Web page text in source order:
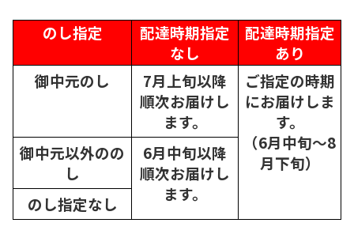
のし指定
配達時期指定
なし
配達時期指定
あり
御中元のし
7月上旬以降
順次お届けし
ます。
ご指定の時期
にお届けしま
す。
（6月中旬～8
月下旬）
御中元以外のの
し
6月中旬以降
順次お届けし
ます。
のし指定なし